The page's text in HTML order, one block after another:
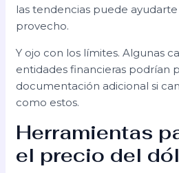
las tendencias puede ayudarte
provecho.
Y ojo con los límites. Algunas
entidades financieras podrían
documentación adicional si
como estos.
Herramientas
el precio del